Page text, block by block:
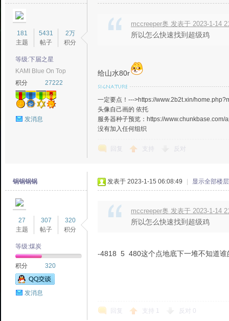
181
主题
5431
帖子
2万
积分
等级:下届之星
KAMI Blue On Top
积分
27222
发消息
mccreeper奥 发表于 2023-1-14
所以怎么快速找到超级鸡
给山水80r
一定要点！--->https://www.2b2t.xin/
头像自己画的 依托
服务器种子预览：https://
没有加入任何组织
回复 支持 反对
锅锅锅锅
27
主题
307
帖子
320
积分
等级:煤炭
积分 320
发消息
发表于 2023-1-15 06:08:49 显示全部楼层
mccreeper奥 发表于 2023-1-14
所以怎么快速找到超级鸡
-4818 5 480这个点地底下一堆不知道谁
回复 支持 1 反对 0